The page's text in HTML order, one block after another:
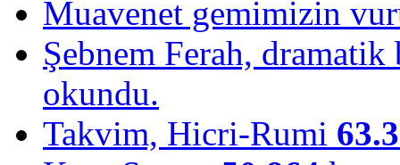
Muavenet gemimizin
Şebnem Ferah,
okundu.
Takvim, Hicri-Rumi